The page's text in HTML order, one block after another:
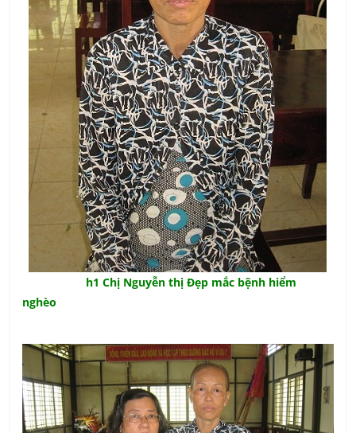
h1 Chị Nguyễn thị Đẹp mắc bệnh hiểm
nghèo